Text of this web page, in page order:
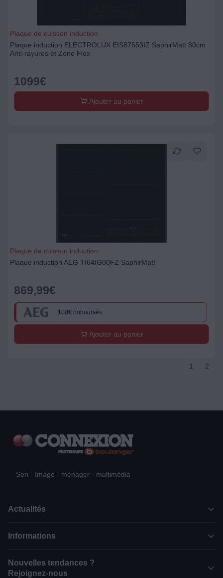
Plaque de cuisson induction
Plaque induction ELECTROLUX EIS87553IZ SaphirMatt 80cm
Anti-rayures et Zone Flex
1099€
Ajouter au panier
Plaque de cuisson induction
Plaque induction AEG TI64IG00FZ SaphirMatt
869,99€
100€ rmboursés
Ajouter au panier
1 2
Son - Image - ménager - multimédia
Actualités
Informations
Nouvelles tendances ?
Rejoignez-nous